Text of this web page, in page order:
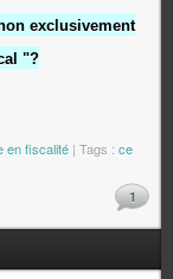
exclusivement
"?
en fiscalité | Tags : ce
1